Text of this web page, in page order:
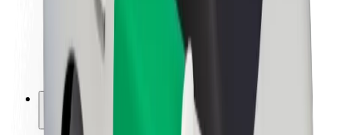
Media
Fundusz Miejski
Bezpieczeństwo